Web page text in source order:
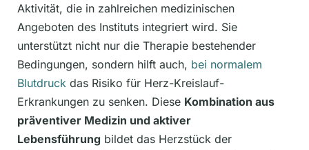
Aktivität, die in zahlreichen medizinischen
Angeboten des Instituts integriert wird. Sie
unterstützt nicht nur die Therapie bestehender
Bedingungen, sondern hilft auch, bei normalem
Blutdruck das Risiko für Herz-Kreislauf-
Erkrankungen zu senken. Diese Kombination aus
präventiver Medizin und aktiver
Lebensführung bildet das Herzstück der